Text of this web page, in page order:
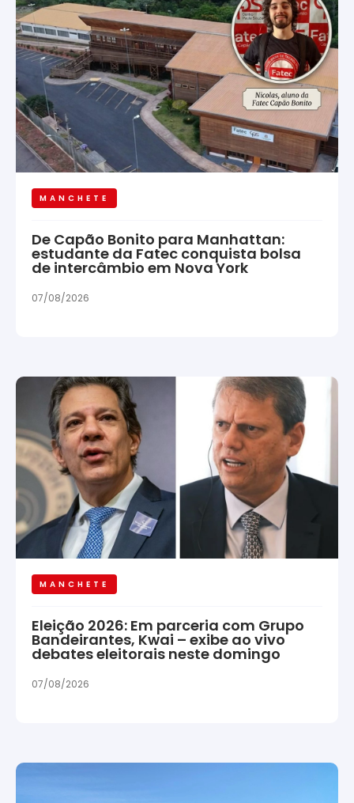
MANCHETE
De Capão Bonito para Manhattan:
estudante da Fatec conquista bolsa
de intercâmbio em Nova York
07/08/2026
MANCHETE
Eleição 2026: Em parceria com Grupo
Bandeirantes, Kwai – exibe ao vivo
debates eleitorais neste domingo
07/08/2026